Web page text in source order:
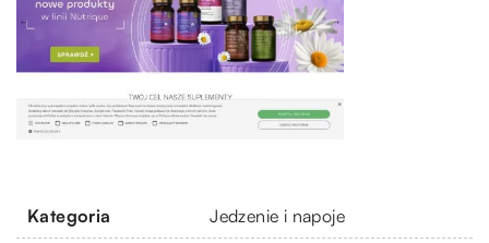
Kategoria Jedzenie i napoje